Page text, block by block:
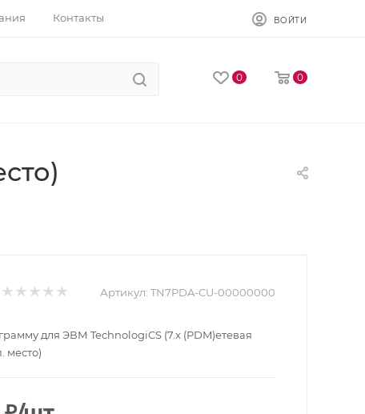
Контакты ВОЙТИ
0 0
Артикул: TN7PDA-CU-00000000
для ЭВМ TechnologiCS (7.x (PDM)етевая
место)